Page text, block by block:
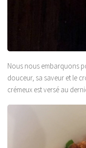
Nous nous embarquons
douceur, sa saveur et le
crémeux est versé au